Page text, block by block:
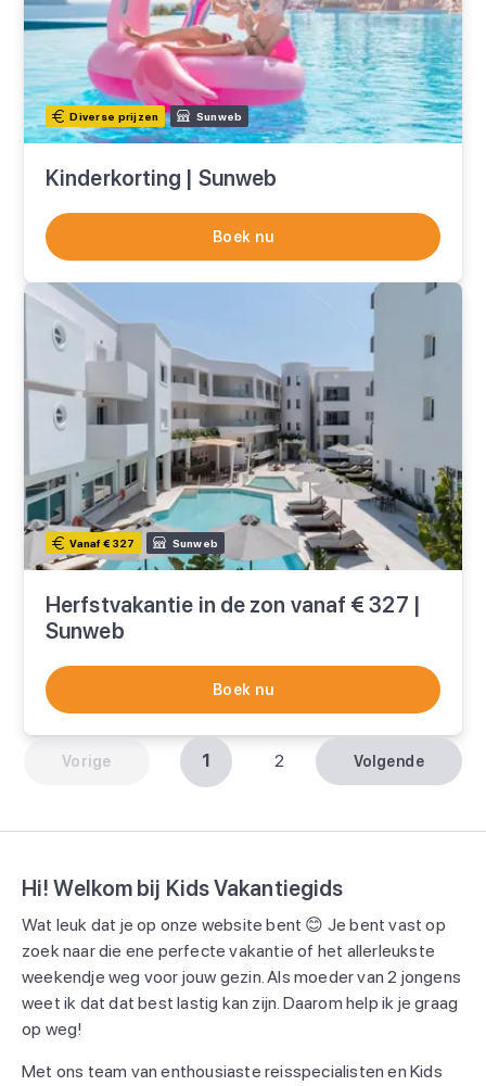
Diverse prijzen Sunweb
Kinderkorting | Sunweb
Boek nu
Vanaf € 327 Sunweb
Herfstvakantie in de zon vanaf € 327 |
Sunweb
Boek nu
Vorige 1 2 Volgende
Hi! Welkom bij Kids Vakantiegids
Wat leuk dat je op onze website bent 😊 Je bent vast op
zoek naar die ene perfecte vakantie of het allerleukste
weekendje weg voor jouw gezin. Als moeder van 2 jongens
weet ik dat dat best lastig kan zijn. Daarom help ik je graag
op weg!
Met ons team van enthousiaste reisspecialisten en Kids